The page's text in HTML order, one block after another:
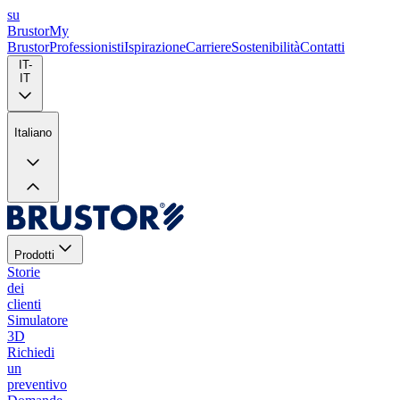
su
BrustorMy
BrustorProfessionistiIspirazioneCarriereSostenibilitàContatti
IT-
IT
Italiano
Prodotti
Storie
dei
clienti
Simulatore
3D
Richiedi
un
preventivo